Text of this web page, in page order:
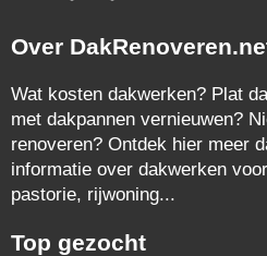
Over
Wat kosten dakwerken? Plat
met dakpannen vernieuwen?
renoveren? Ontdek hier meer
informatie over dakwerken
pastorie, rijwoning...
Top gezocht